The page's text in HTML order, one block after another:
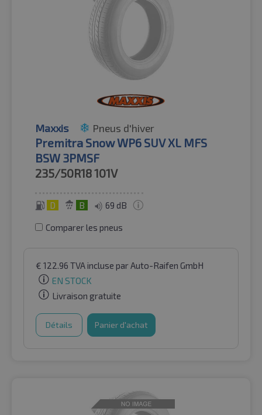
Maxxis Pneus d'hiver
Premitra Snow WP6 SUV XL MFS
BSW 3PMSF
235/50R18101V
D B 69 dB
Comparer les pneus
€ 122.96 TVA incluse par Auto-Raifen GmbH
EN STOCK
Livraison gratuite
Détails Panier d'achat